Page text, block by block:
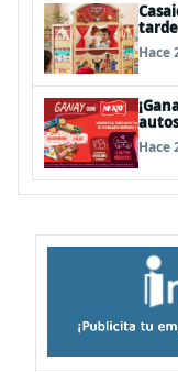
tarde
Plaza
Hace
Hace